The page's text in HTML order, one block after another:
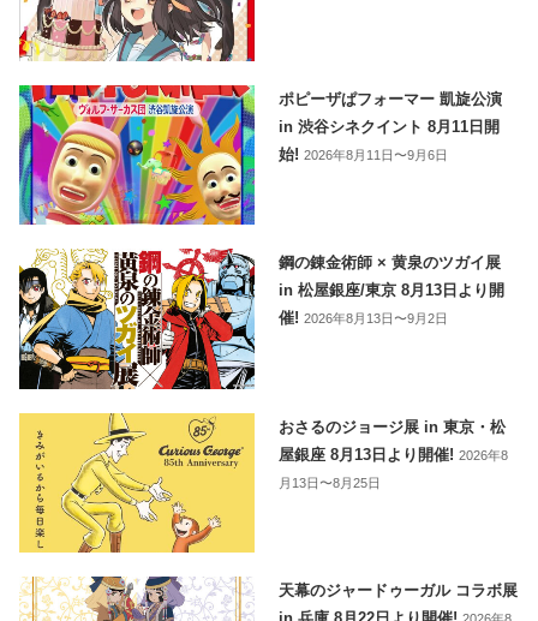
ポピーザぱフォーマー 凱旋公演
in 渋谷シネクイント 8月11日開
始!2026年8月11日〜9月6日
鋼の錬金術師 × 黄泉のツガイ展
in 松屋銀座/東京 8月13日より開
催!2026年8月13日〜9月2日
おさるのジョージ展 in 東京・松
屋銀座 8月13日より開催!2026年8
月13日〜8月25日
天幕のジャードゥーガル コラボ展